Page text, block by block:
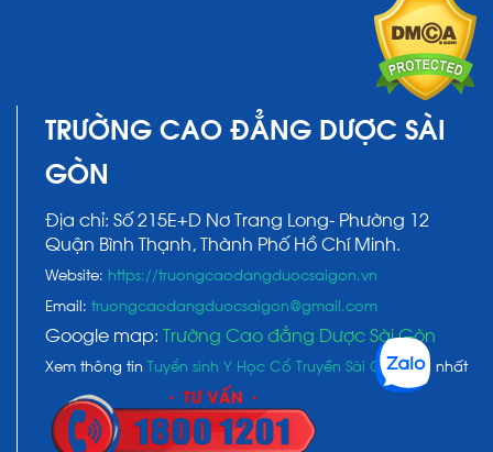
TRƯỜNG CAO ĐẲNG DƯỢC SÀI
GÒN
Địa chỉ: Số 215E+D Nơ Trang Long- Phường 12
Quận Bình Thạnh, Thành Phố Hồ Chí Minh.
Website: https://truongcaodangduocsaigon.vn
Email: truongcaodangduocsaigon@gmail.com
Google map: Trường Cao đẳng Dược Sài Gòn
Xem thông tin Tuyển sinh Y Học Cổ Truyền Sài Gònmới nhất